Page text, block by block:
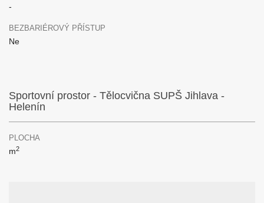
-
BEZBARIÉROVÝ PŘÍSTUP
Ne
Sportovní prostor - Tělocvična SUPŠ Jihlava -
Helenín
PLOCHA
m2